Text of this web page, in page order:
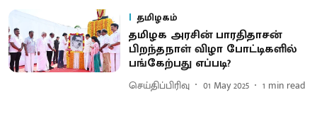
தமிழகம்
தமிழக அரசின் பாரதிதாசன்
பிறந்தநாள் விழா போட்டிகளில்
பங்கேற்பது எப்படி?
செய்திப்பிரிவு 01 May 2025 1 min read